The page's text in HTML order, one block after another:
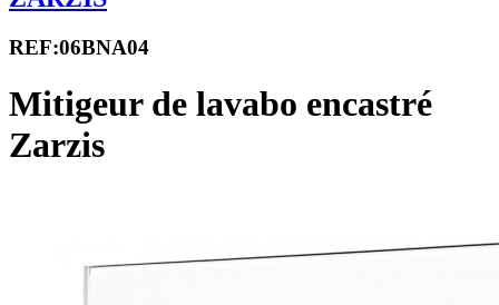
REF:06BNA04
Mitigeur de lavabo encastré
Zarzis